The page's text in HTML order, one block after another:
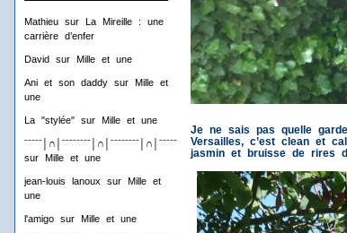
Mathieusur
La Mireille : une
carrière d’enfer
David sur Mille et une
Ani et son daddysur
Mille et
une
La "stylée"sur Mille et une
ˉˉˉˉˉ│∩│ˉˉˉˉˉˉˉˉ│∩│ˉˉˉˉˉˉˉˉ│∩│ˉˉˉˉˉˉˉˉ│∩│ˉˉˉˉ
sur
Mille et une
jean-louis lanoux sur
Mille et
une
l'amigosur Mille et une
Je ne sais pas quelle
Versailles, c’est clean et
jasmin et bruisse de rires